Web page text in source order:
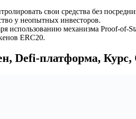
свои средства без
у неопытных инвесторов.
использованию механизма Proof-of-
ERC20.
Defi-платформа,